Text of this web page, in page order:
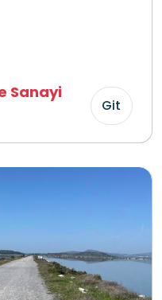
Sanayi
Git